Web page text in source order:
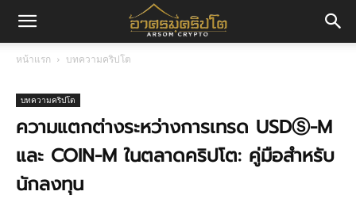
มค
หน้าแรก บทความคริปโต
บทความคริปโต
ความแตกต่างระหว่างการเทรด USDⓈ-M
และ COIN-M ในตลาดคริปโต: คู่มือสำหรับ
นักลงทุน